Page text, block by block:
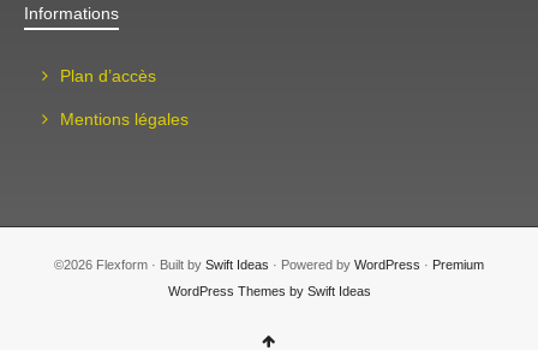
Informations
Plan d’accès
Mentions légales
©2026 Flexform · Built by Swift Ideas · Powered by WordPress · Premium
WordPress Themes by Swift Ideas